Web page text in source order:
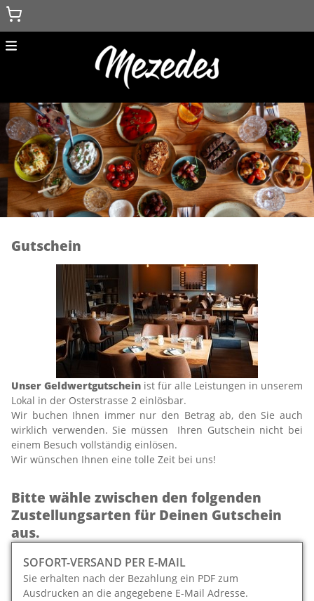
Menu
Home
Zurück zur Hauptseite
Gutschein
Unser Geldwertgutschein ist für alle Leistungen in unserem
Lokal in der Osterstrasse 2 einlösbar.
Wir buchen Ihnen immer nur den Betrag ab, den Sie auch
wirklich verwenden. Sie müssen Ihren Gutschein nicht bei
einem Besuch vollständig einlösen.
Wir wünschen Ihnen eine tolle Zeit bei uns!
Bitte wähle zwischen den folgenden
Zustellungsarten für Deinen Gutschein
aus.
SOFORT-VERSAND PER E-MAIL
Sie erhalten nach der Bezahlung ein PDF zum
Ausdrucken an die angegebene E-Mail Adresse.